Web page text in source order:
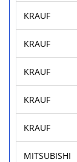
KRAUF
KRAUF
KRAUF
KRAUF
KRAUF
MITSUBISHI